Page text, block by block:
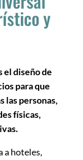
y
el diseño de
para que
las personas,
físicas,
a hoteles,